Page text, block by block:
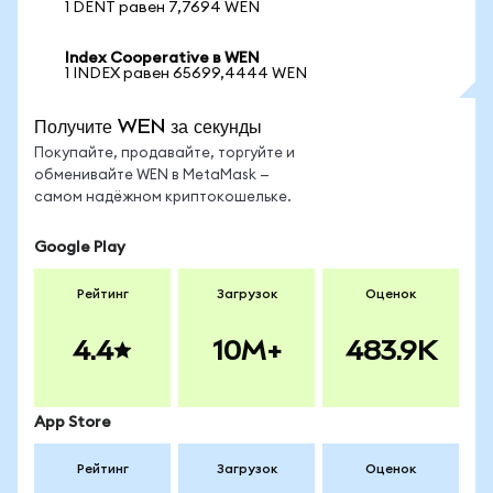
1 DENT равен 7,7694 WEN
Index Cooperative в WEN
1 INDEX равен 65699,4444 WEN
Получите WEN за секунды
Покупайте, продавайте, торгуйте и
обменивайте WEN в MetaMask —
самом надёжном криптокошельке.
Google Play
Рейтинг
4.4
Загрузок
10M+
Оценок
483.9K
App Store
Рейтинг Загрузок Оценок